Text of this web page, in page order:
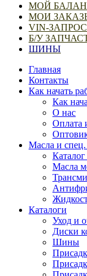
МОЙ
МОИ
VIN-
Б/У
ШИНЫ
Главная
Контакты
Как начать
Как
О нас
Оплата
Масла и
Масла
Каталоги
Уход и
Диски
Шины